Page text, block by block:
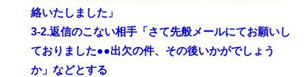
絡いたしました」
3-2.返信のこない相手「さて先般メールにてお願いし
ておりました●●出欠の件、その後いかがでしょう
か」などとする